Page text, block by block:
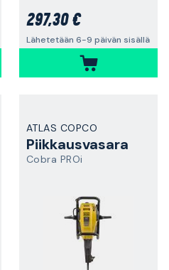
297,30 €
Lähetetään 6-9 päivän sisällä
ATLAS COPCO
Piikkausvasara
Cobra PROi